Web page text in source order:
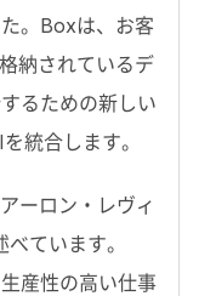
。Boxは、お客
納されているデ
るための新しい
統合します。
ーロン・レヴィ
ています。
産性の高い仕事